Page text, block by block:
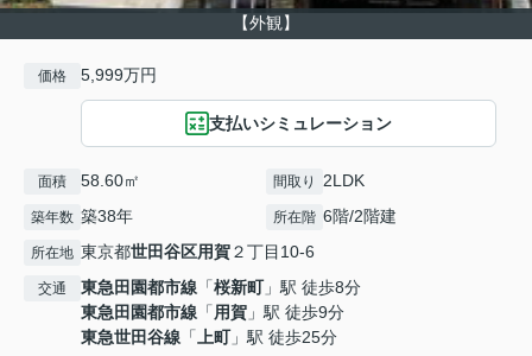
【外観】
価格 5,999万円
支払いシミュレーション
面積 58.60㎡ 間取り 2LDK
築年数 築38年 所在階 6階/2階建
所在地 東京都世田谷区用賀２丁目10-6
交通 東急田園都市線 「桜新町」駅 徒歩8分
東急田園都市線 「用賀 」駅 徒歩9分
東急世田谷線 「上町」駅 徒歩25分